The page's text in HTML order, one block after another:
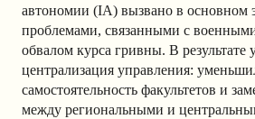
автономии (IA) вызвано в основном
проблемами, связанными с
обвалом курса гривны. В результате
централизация управления:
самостоятельность факультетов и
между региональными и